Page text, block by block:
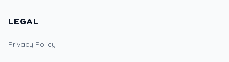
LEGAL
Privacy Policy